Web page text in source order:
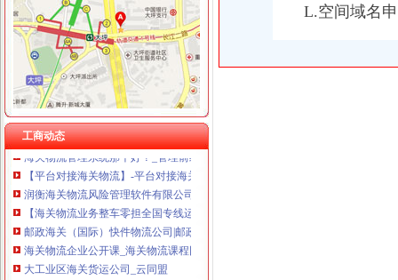
工商动态
海关物流监控解决方案【价格,厂家,求购,使用说明】-中国制
海关物流信息监控系统简介..ppt
海关物流厂家_海关物流厂家/公司-阿里巴巴公司页
广州易兴物流有限公司-海关监管气垫车运输、海关监管厢式货车运输
深圳海关邮政物流有限公司_官方网站页
深圳海关邮政物流有限公司
海关物流企业内训-海关物流企业内训课程-诺达名师
海关物流管理系统那个好？_管理前线_天涯论坛_天涯社区
【平台对接海关物流】-平台对接海关物流价格|批发-平台对接海关物流
润衡海关物流风险管理软件有限公司
【海关物流业务整车零担全国专线运输】价格,厂家,图片-中国网库
邮政海关（国际）快件物流公司|邮政海关（国际）快件物流公司网站
海关物流企业公开课_海关物流课程网-诺达名师网
大工业区海关货运公司_云同盟
深圳海关查验货物指定物流公司存储被指涉嫌垄断|海关|货物|物流公司_
L.空间域名